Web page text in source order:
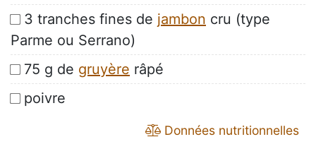
3 tranches fines de jambon cru (type
Parme ou Serrano)
75 g de gruyère râpé
poivre
Données nutritionnelles